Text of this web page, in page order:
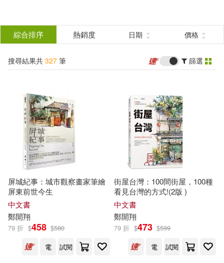
結
分類 (單選)
所有商品(327) 圖書(278)
影音(3)
電子書(34)
作者 (可複選)
鄭開翔(18) 鄭石岩(11)
鄭開慧(10) 鄭開(7)
古倫神父(4) 鄭多蓮(4)
展開
綜合排序 熱銷度 日期 價格
搜尋結果共 327 筆 篩選
屏城紀事：城市觀察畫家筆繪
屏東前世今生
中文書
鄭開翔
79 折 $458 $580
電
試閱
街屋台灣：100間街屋，100種
看見台灣的方式!(2版 )
中文書
鄭開翔
79 折 $473 $599
電
試閱